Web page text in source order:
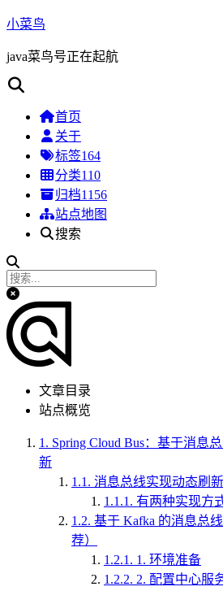
小菜鸟
java菜鸟号正在起航
首页
关于
标签164
分类110
归档1156
站点地图
搜索
文章目录
站点概览
1. Spring Cloud Bus：基于消息
新
1.1. 消息总线实现动态刷
1.1.1. 有两种实现方
1.2. 基于 Kafka 的消息总
荐）
1.2.1. 1. 环境准备
1.2.2. 2. 配置中心服